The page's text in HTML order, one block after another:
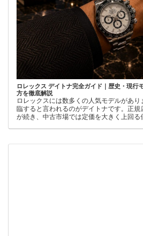
ロレックス デイトナ完全ガイド｜歴史・現行
方を徹底解説
ロレックスには数多くの人気モデルがあ
臨すると言われるのがデイトナです。正
が続き、中古市場では定価を大きく上回る